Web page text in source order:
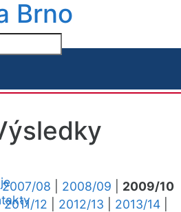
Brno
2007/08 2008/09
2009/10
2011/12 2012/13 2013/14